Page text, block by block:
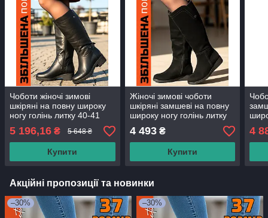
Чоботи жіночі зимові
шкіряні на повну широку
ногу голінь литку 40-41
5 196,16 ₴ 5 648 ₴
Купити
Жіночі зимові чоботи
шкіряні замшеві на повну
широку ногу голінь литку
41 розмір від виробника
4 493₴
Купити
4
Акційні пропозиції та новинки
–30% –30%